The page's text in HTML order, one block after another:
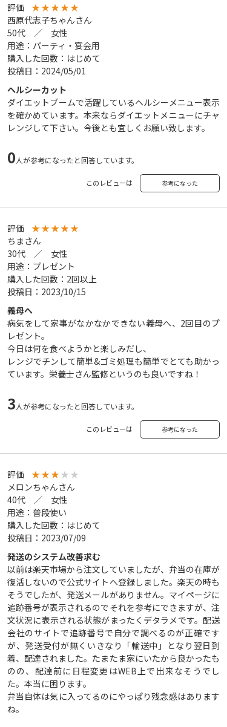
評価 ★★★★★
西原代志子ちゃんさん
50代 ／ 女性
用途：パーティ・宴会用
購入した回数：はじめて
投稿日：2024/05/01
ヘルシーカット
ダイエットブームで活躍しているヘルシーメニュー表示
を確かめています。本来ならダイエットメニューにチャ
レンジして下さい。今後とも宜しくお願い致します。
0人が参考になったと回答しています。
このレビューは 参考になった
評価 ★★★★★
ちまさん
30代 ／ 女性
用途：プレゼント
購入した回数：2回以上
投稿日：2023/10/15
義母へ
病気をして家事がなかなかできない義母へ、2回目のプ
レゼント。
今日は何を食べようかと楽しみだし、
レンジでチンして簡単&ゴミ処理も簡単でとても助かっ
ています。栄養士さん監修というのも良いですね！
3人が参考になったと回答しています。
このレビューは 参考になった
評価 ★★★★ ★
メロンちゃんさん
40代 ／ 女性
用途：普段使い
購入した回数：はじめて
投稿日：2023/07/09
発送のシステム改善求む
以前は楽天市場から注文していましたが、弁当の在庫が
復活しないので公式サイトへ登録しました。楽天の時も
そうでしたが、発送メールがありません。マイページに
追跡番号が表示されるのでそれを参考にできますが、注
文状況に表示される状態がまったくデタラメです。配送
会社のサイトで追跡番号で自分で調べるのが正確です
が、発送受付が無くいきなり「輸送中」となり翌日到
着、配達されました。たまたま家にいたから良かったも
のの、配達前に日程変更はWEB上で出来なそうでし
た。本当に困ります。
弁当自体は気に入ってるのにやっぱり残念感はあります
ね。